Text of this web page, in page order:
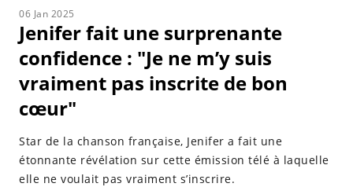
06 Jan 2025
Jenifer fait une surprenante
confidence : "Je ne m’y suis
vraiment pas inscrite de bon
cœur"
Star de la chanson française, Jenifer a fait une
étonnante révélation sur cette émission télé à laquelle
elle ne voulait pas vraiment s’inscrire.